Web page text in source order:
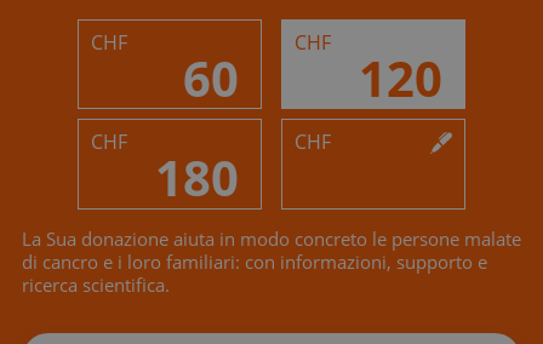
60
CHF
120
CHF
180
CHF CHF
La Sua donazione aiuta in modo concreto le persone malate
di cancro e i loro familiari: con informazioni, supporto e
ricerca scientifica.